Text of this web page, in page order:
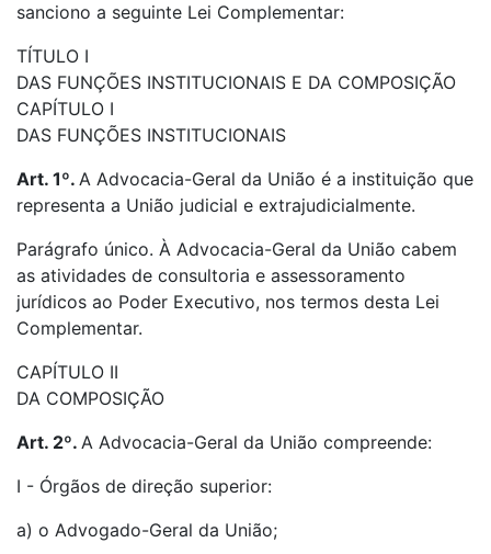
sanciono a seguinte Lei Complementar:
TÍTULO I
DAS FUNÇÕES INSTITUCIONAIS E DA COMPOSIÇÃO
CAPÍTULO I
DAS FUNÇÕES INSTITUCIONAIS
Art. 1º. A Advocacia-Geral da União é a instituição que
representa a União judicial e extrajudicialmente.
Parágrafo único. À Advocacia-Geral da União cabem
as atividades de consultoria e assessoramento
jurídicos ao Poder Executivo, nos termos desta Lei
Complementar.
CAPÍTULO II
DA COMPOSIÇÃO
Art. 2º. A Advocacia-Geral da União compreende:
I - Órgãos de direção superior:
a) o Advogado-Geral da União;